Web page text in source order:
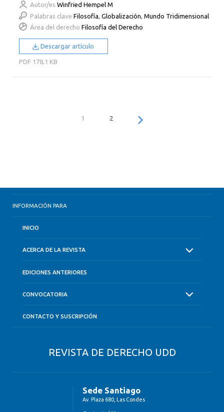
Autor/es Winfried Hempel M
Palabras clave Filosofía ,Globalización ,Mundo Tridimensional
Área del derecho Filosofía del Derecho
Descargar artículo
PDF 178,1 KB
1 2
INFORMACIÓN PARA
INICIO
ACERCA DE LA REVISTA
EDICIONES ANTERIORES
CONVOCATORIA
CONTACTO Y SUSCRIPCIÓN
REVISTA DE DERECHO UDD
Sede Santiago
Av. Plaza 680, Las Condes